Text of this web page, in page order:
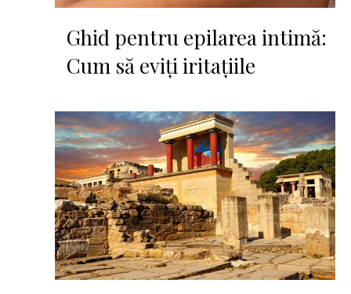
Ghid pentru epilarea intimă:
Cum să eviți iritațiile